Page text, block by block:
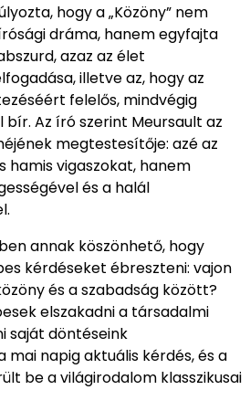
hogy a „Közöny” nem
dráma, hanem egyfajta
azaz az élet
illetve az, hogy az
felelős, mindvégig
Az író szerint Meursault az
megtestesítője: azé az
hamis vigaszokat, hanem
és a halál
annak köszönhető, hogy
kérdéseket ébreszteni: vajon
és a szabadság között?
elszakadni a társadalmi
saját döntéseink
mai napig aktuális kérdés, és a
be a világirodalom klasszikusai